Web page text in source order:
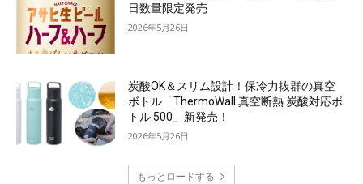
日数量限定発売
2026年5月26日
炭酸OK＆スリム設計！保冷力抜群の真空
ボトル「ThermoWall 真空断熱 炭酸対応ボ
トル 500」新発売！
2026年5月26日
もっとロードする